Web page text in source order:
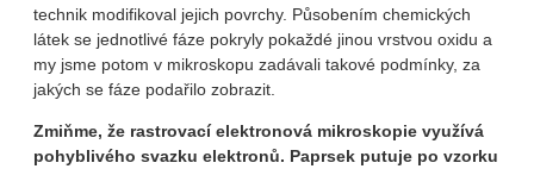
technik modifikoval jejich povrchy. Působením chemických
látek se jednotlivé fáze pokryly pokaždé jinou vrstvou oxidu a
my jsme potom v mikroskopu zadávali takové podmínky, za
jakých se fáze podařilo zobrazit.
Zmiňme, že rastrovací elektronová mikroskopie využívá
pohyblivého svazku elektronů. Paprsek putuje po vzorku